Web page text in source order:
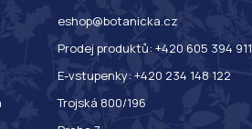
eshop@botanicka.cz
Prodej produktů: +420 605 394 911
E-vstupenky: +420 234 148 122
Trojská 800/196